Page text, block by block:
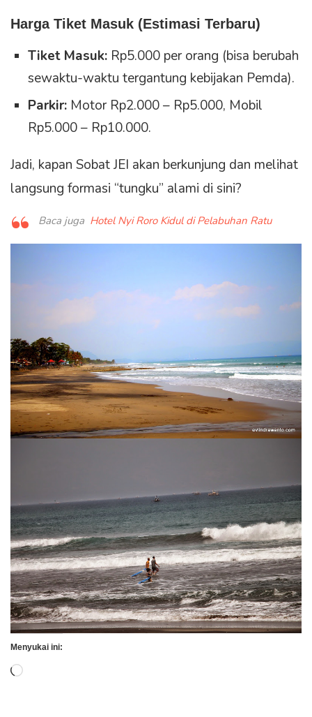
Harga Tiket Masuk (Estimasi Terbaru)
Tiket Masuk: Rp5.000 per orang (bisa berubah
sewaktu-waktu tergantung kebijakan Pemda).
Parkir: Motor Rp2.000 – Rp5.000, Mobil
Rp5.000 – Rp10.000.
Jadi, kapan Sobat JEI akan berkunjung dan melihat
langsung formasi “tungku” alami di sini?
Baca juga Hotel Nyi Roro Kidul di Pelabuhan Ratu
Menyukai ini:
Memuat...